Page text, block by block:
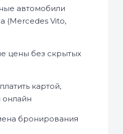
автомобили
(Mercedes Vito,
цены без скрытых
картой,
бронирования